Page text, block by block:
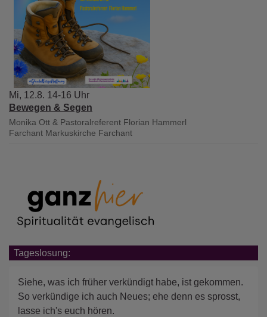
Mi, 12.8. 14-16 Uhr
Bewegen & Segen
Monika Ott & Pastoralreferent Florian Hammerl
Farchant Markuskirche Farchant
Tageslosung:
Siehe, was ich früher verkündigt habe, ist gekommen.
So verkündige ich auch Neues; ehe denn es sprosst,
lasse ich's euch hören.